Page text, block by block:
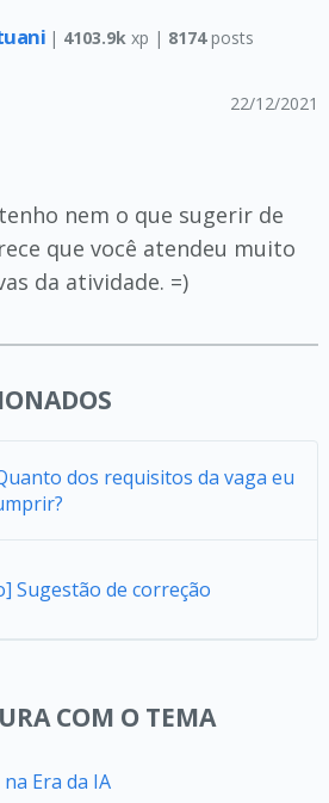
| 4103.9k xp | 8174posts
22/12/2021
nem o que sugerir de
que você atendeu muito
da atividade. =)
dos requisitos da vaga eu
Sugestão de correção
COM O TEMA
Era da IA